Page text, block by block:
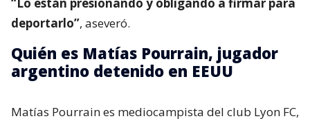
“Lo están presionando y obligando a firmar para
deportarlo”, aseveró.
Quién es Matías Pourrain, jugador
argentino detenido en EEUU
Matías Pourrain es mediocampista del club Lyon FC,